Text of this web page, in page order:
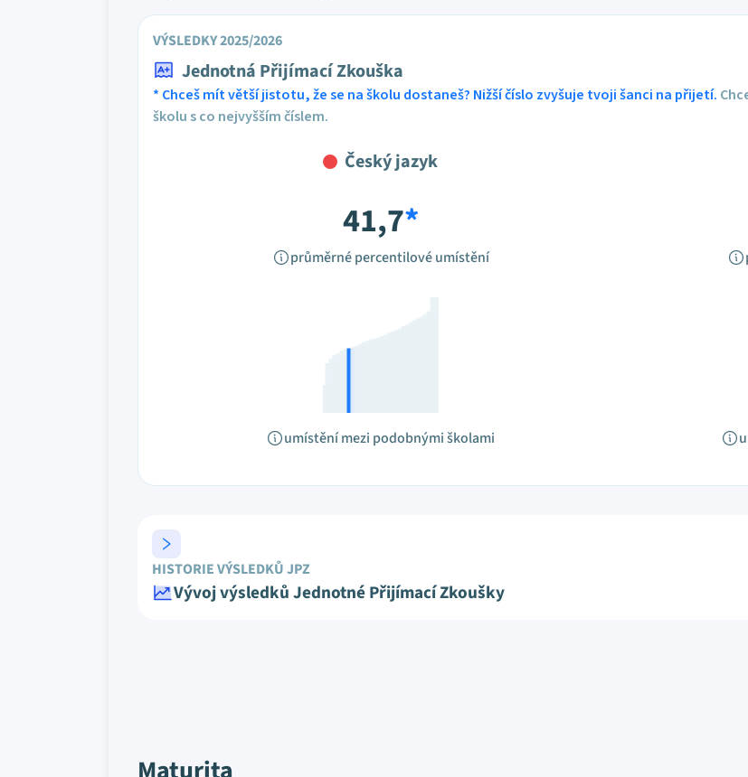
VÝSLEDKY 2025/2026
Jednotná Přijímací Zkouška
* Chceš mít větší jistotu, že se na školu dostaneš? Nižší číslo zvyšuje tvoji šanci na přijetí.
školu s co nejvyšším číslem.
Český jazyk
41,7*
průměrné percentilové umístění
umístění mezi podobnými školami
HISTORIE VÝSLEDKŮ JPZ
Vývoj výsledků Jednotné Přijímací Zkoušky